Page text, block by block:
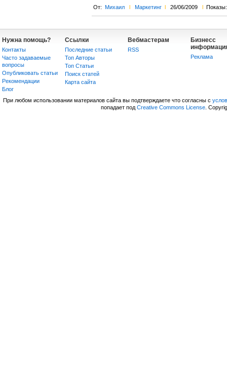
От: Михаил l Маркетинг l 26/06/2009 l
Нужна помощь?
Контакты
Часто задаваемые
вопросы
Опубликовать статьи
Рекомендации
Блог
Ссылки
Последние статьи
Топ Авторы
Топ Статьи
Поиск статей
Карта сайта
Вебмастерам
RSS
Бизнесс
Реклама
При любом использовании материалов сайта вы подтверждаете что согласны с
попадает под Creative Commons License.